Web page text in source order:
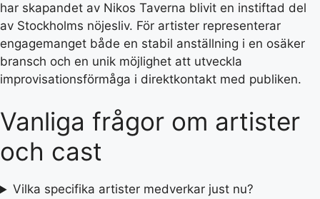
har skapandet av Nikos Taverna blivit en instiftad del
av Stockholms nöjesliv. För artister representerar
engagemanget både en stabil anställning i en osäker
bransch och en unik möjlighet att utveckla
improvisationsförmåga i direktkontakt med publiken.
Vanliga frågor om artister
och cast
Vilka specifika artister medverkar just nu?